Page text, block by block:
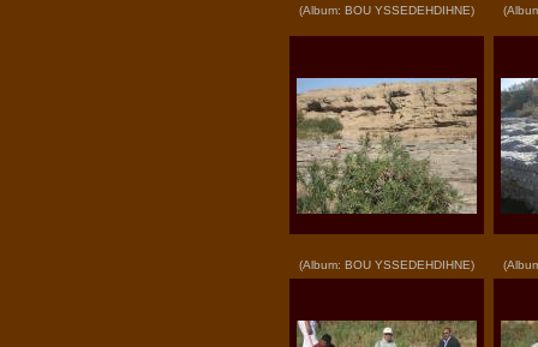
(Album: BOU YSSEDEHDIHNE)
(Album: BOU YSSEDEHDIHNE)